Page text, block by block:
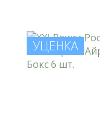
УЦЕНКА